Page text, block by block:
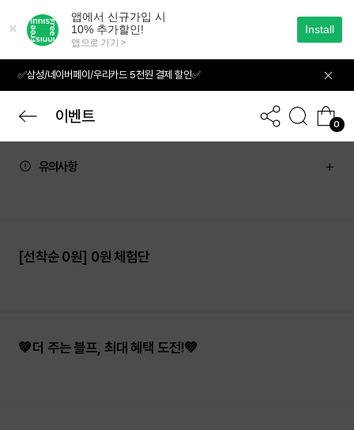
가
✅삼성/네이버페이/우리카드 5천원 결제 할인✅
이벤트 0
유의사항
[선착순 0원] 0원 체험단
💚더 주는 블프, 최대 혜택 도전!💚